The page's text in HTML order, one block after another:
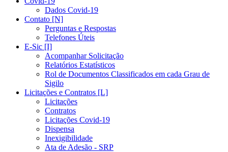
Dados Covid-19
Contato [N]
Perguntas e Respostas
Telefones Úteis
E-Sic [I]
Acompanhar Solicitação
Relatórios Estatísticos
Rol de Documentos Classificados em cada Grau de
Sigilo
Licitações e Contratos [L]
Licitações
Contratos
Licitações Covid-19
Dispensa
Inexigibilidade
Ata de Adesão - SRP